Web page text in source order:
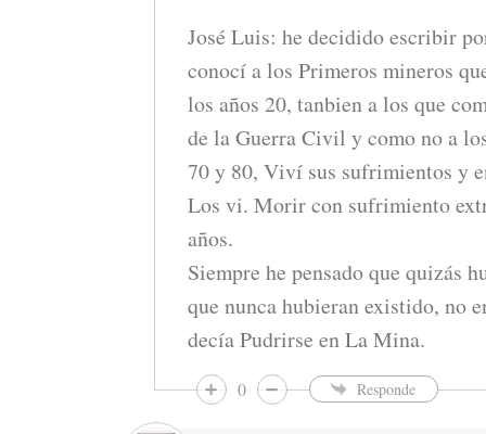
José Luis: he decidido escribir
conocí a los Primeros mineros
los años 20, tanbien a los que
de la Guerra Civil y como no a
70 y 80, Viví sus sufrimientos y
Los vi. Morir con sufrimiento
años.
Siempre he pensado que quizás
que nunca hubieran existido, no
decía Pudrirse en La Mina.
0 Responde